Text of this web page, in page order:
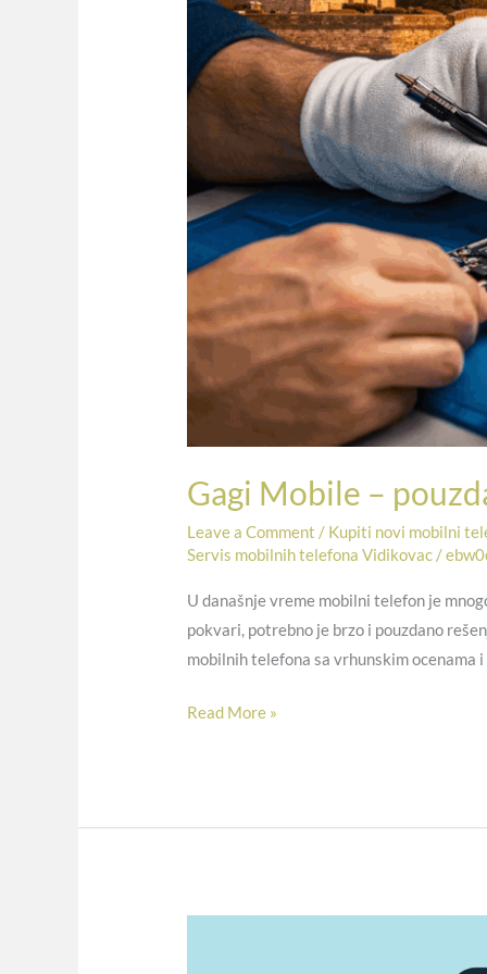
Gagi Mobile –
Leave a Comment / Kupiti novi mobilni
Servis mobilnih telefona Vidikovac /
U današnje vreme mobilni telefon je
pokvari, potrebno je brzo i pouzdano
mobilnih telefona sa vrhunskim ocenama
Read More »